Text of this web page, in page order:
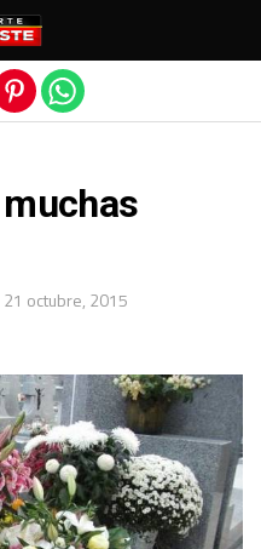
21 octubre, 2015
móvil